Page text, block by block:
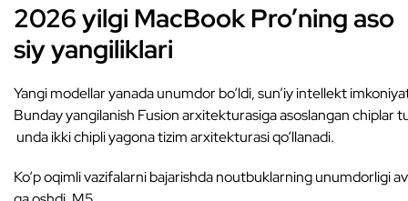
2026 yilgi MacBook Pro’ning aso
siy yangiliklari
Yangi modellar yanada unumdor bo‘ldi, sun’iy intellekt
Bunday yangilanish Fusion arxitekturasiga asoslangan chiplar
unda ikki chipli yagona tizim arxitekturasi qo‘llanadi.
Ko‘p oqimli vazifalarni bajarishda noutbuklarning unumdorligi